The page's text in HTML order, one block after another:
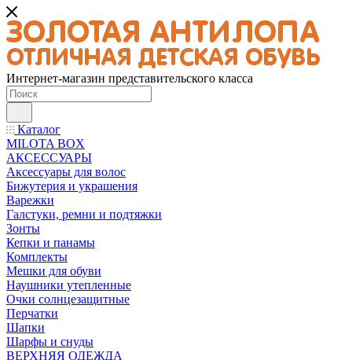
Интернет-магазин представительского класса
Каталог
MILOTA BOX
АКСЕССУАРЫ
Аксессуары для волос
Бижутерия и украшения
Варежки
Галстуки, ремни и подтяжки
Зонты
Кепки и панамы
Комплекты
Мешки для обуви
Наушники утепленные
Очки солнцезащитные
Перчатки
Шапки
Шарфы и снуды
ВЕРХНЯЯ ОДЕЖДА